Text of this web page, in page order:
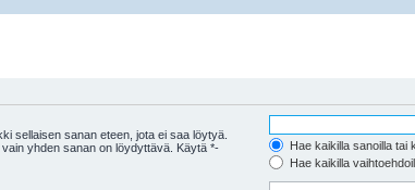
sellaisen sanan eteen, jota ei saa löytyä.
yhden sanan on löydyttävä. Käytä *-
Hae kaikilla sanoilla tai
Hae kaikilla